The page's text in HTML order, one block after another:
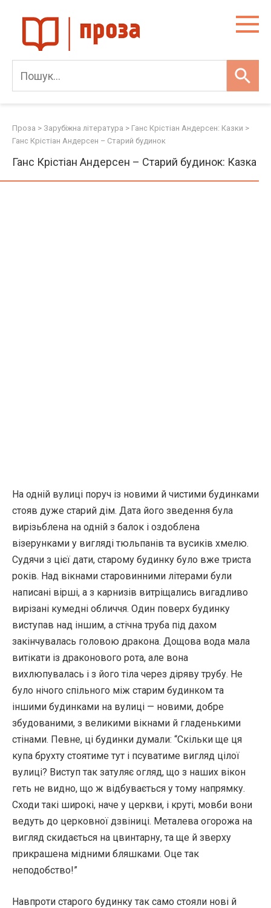
content
Проза > Зарубіжна література > Ганс Крістіан Андерсен: Казки >
Ганс Крістіан Андерсен – Старий будинок
Ганс Крістіан Андерсен – Старий будинок: Казка
На одній вулиці поруч із новими й чистими будинками
стояв дуже старий дім. Дата його зведення була
вирізьблена на одній з балок і оздоблена
візерунками у вигляді тюльпанів та вусиків хмелю.
Судячи з цієї дати, старому будинку було вже триста
років. Над вікнами старовинними літерами були
написані вірші, а з карнизів витріщались вигадливо
вирізані кумедні обличчя. Один поверх будинку
виступав над іншим, а стічна труба під дахом
закінчувалась головою дракона. Дощова вода мала
витікати із драконового рота, але вона
вихлюпувалась і з його тіла через діряву трубу. Не
було нічого спільного між старим будинком та
іншими будинками на вулиці — новими, добре
збудованими, з великими вікнами й гладенькими
стінами. Певне, ці будинки думали: “Скільки ще ця
купа брухту стоятиме тут і псуватиме вигляд цілої
вулиці? Виступ так затуляє огляд, що з наших вікон
геть не видно, що ж відбувається у тому напрямку.
Сходи такі широкі, наче у церкви, і круті, мовби вони
ведуть до церковної дзвіниці. Металева огорожа на
вигляд скидається на цвинтарну, та ще й зверху
прикрашена мідними бляшками. Оце так
неподобство!”
Навпроти старого будинку так само стояли нові й